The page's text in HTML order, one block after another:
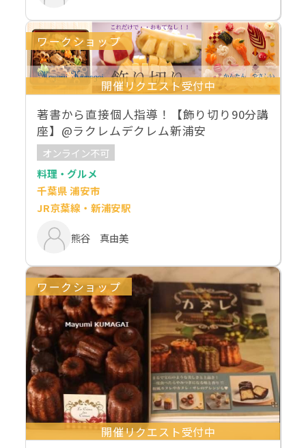
ワークショップ
開催リクエスト受付中
著書から直接個人指導！【飾り切り90分講
座】@ラクレムデクレム新浦安
オンライン不可
料理・グルメ
千葉県 浦安市
JR京葉線・新浦安駅
熊谷 真由美
ワークショップ
開催リクエスト受付中